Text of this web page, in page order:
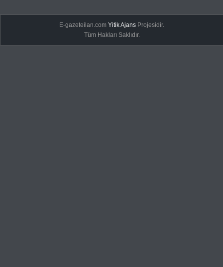
E-gazeteilan.comYitik Ajans Projesidir.
Tüm Hakları Saklıdır.